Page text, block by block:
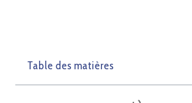
Table des matières